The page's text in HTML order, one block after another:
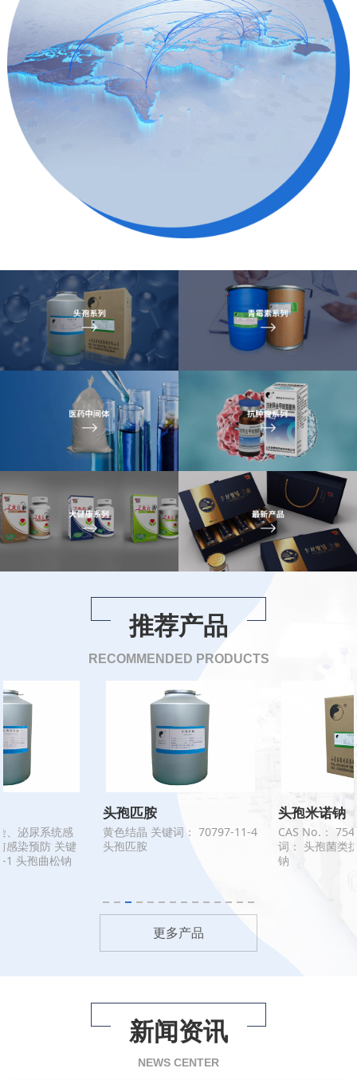
推荐产品
RECOMMENDED PRODUCTS
CAS No.： 75498-96-3 关键
词： 头孢菌类抗生素 头孢米诺
钠
头孢类原料药及中间体 关键
词： 头孢类原料药及中间体
62893-20-3 头孢哌酮钠
更多产品
新闻资讯
NEWS CENTER